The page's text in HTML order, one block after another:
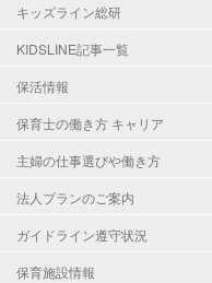
キッズライン総研
KIDSLINE記事一覧
保活情報
保育士の働き方 キャリア
主婦の仕事選びや働き方
法人プランのご案内
ガイドライン遵守状況
保育施設情報